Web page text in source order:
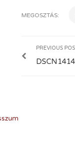
MEGOSZTÁS:
PREVIOUS
DSCN1414